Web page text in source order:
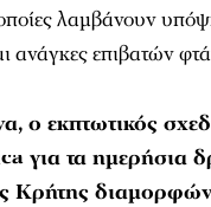
λαμβάνουν
ανάγκες επιβατών
ο εκπτωτικός
για τα ημερήσια
Κρήτης